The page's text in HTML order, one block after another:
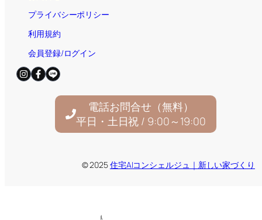
プライバシーポリシー
利用規約
会員登録/ログイン
電話お問合せ（無料）
平日・土日祝 / 9:00～19:00
© 2025住宅AIコンシェルジュ｜新しい家づくり